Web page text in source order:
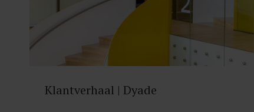
Klantverhaal | Dyade